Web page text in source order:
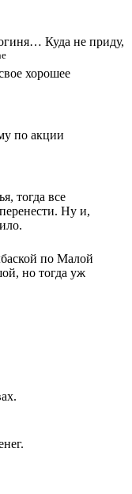
Куда не приду,
хорошее
по акции
тогда все
Ну и,
по Малой
но тогда уж